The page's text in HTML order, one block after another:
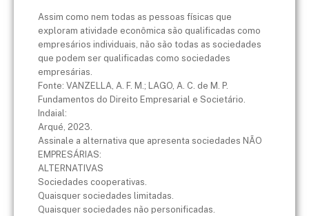
Assim como nem todas as pessoas físicas que
exploram atividade econômica são qualificadas como
empresários individuais, não são todas as sociedades
que podem ser qualificadas como sociedades
empresárias.
Fonte: VANZELLA, A. F. M.; LAGO, A. C. de M. P.
Fundamentos do Direito Empresarial e Societário.
Indaial:
Arqué, 2023.
Assinale a alternativa que apresenta sociedades NÃO
EMPRESÁRIAS:
ALTERNATIVAS
Sociedades cooperativas.
Quaisquer sociedades limitadas.
Quaisquer sociedades não personificadas.